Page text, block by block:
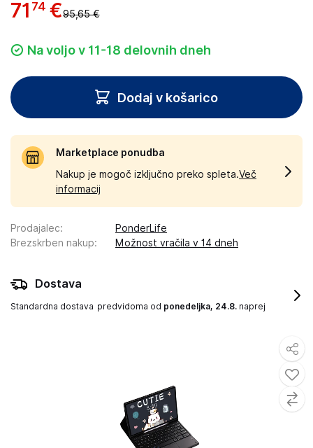
71 74 €95,65 €
Na voljo v 11-18 delovnih dneh
Dodaj v košarico
Marketplace ponudba
Nakup je mogoč izključno preko spleta.Več
informacij
Prodajalec:
PonderLife
Brezskrben nakup: Možnost vračila v 14 dneh
Dostava
Standardna dostava predvidoma od ponedeljka, 24.8. naprej